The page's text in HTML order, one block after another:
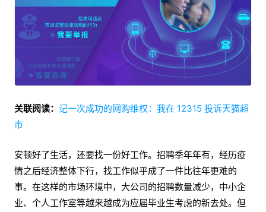
关联阅读： 记一次成功的网购维权：我在 12315 投诉天猫超
市
安顿好了生活，还要找一份好工作。招聘季年年有，经历疫
情之后经济整体下行，找工作似乎成了一件比往年更难的
事。在这样的市场环境中，大公司的招聘数量减少，中小企
业、个人工作室等越来越成为应届毕业生考虑的新去处。但